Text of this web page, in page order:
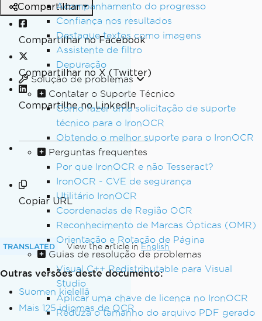
Acompanhamento do progresso
Confiança nos resultados
Destaque textos como imagens
Assistente de filtro
Depuração
Solução de problemas
Contatar o Suporte Técnico
Como fazer uma solicitação de suporte
técnico para o IronOCR
Obtendo o melhor suporte para o IronOCR
Perguntas frequentes
Por que IronOCR e não Tesseract?
IronOCR - CVE de segurança
Utilitário IronOCR
Coordenadas de Região OCR
Reconhecimento de Marcas Ópticas (OMR)
Orientação e Rotação de Página
Guias de resolução de problemas
Visual C++ Redistributable para Visual
Studio
Aplicar uma chave de licença no IronOCR
Reduza o tamanho do arquivo PDF gerado
Compartilhar
Compartilhar no Facebook
Compartilhar no X (Twitter)
Compartilhe no LinkedIn
Copiar URL
TRANSLATED View the article in English
Outras versões deste documento:
Suomen kielellä
Mais 125 idiomas de OCR